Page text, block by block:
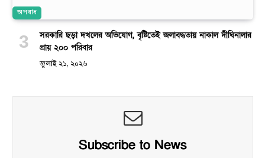
অপরাধ
সরকারি ছড়া দখলের অভিযোগ, বৃষ্টিতেই জলাবদ্ধতায় নাকাল দীঘিনালার
প্রায় ২০০ পরিবার
জুলাই ২১, ২০২৬
Subscribe to News